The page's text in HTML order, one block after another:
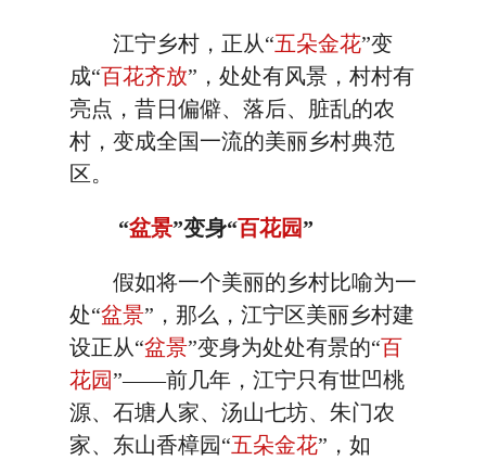
江宁乡村，正从“五朵金花”变
成“百花齐放”，处处有风景，村村有
亮点，昔日偏僻、落后、脏乱的农
村，变成全国一流的美丽乡村典范
区。
“盆景”变身“百花园”
假如将一个美丽的乡村比喻为一
处“盆景”，那么，江宁区美丽乡村建
设正从“盆景”变身为处处有景的“百
花园”——前几年，江宁只有世凹桃
源、石塘人家、汤山七坊、朱门农
家、东山香樟园“五朵金花”，如